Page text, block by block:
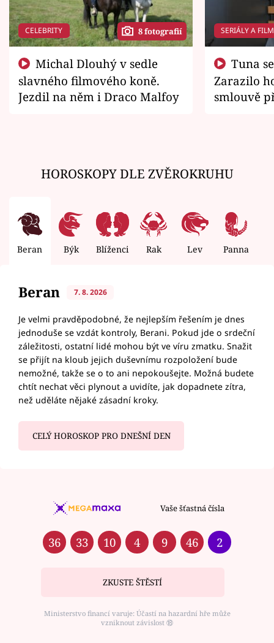
CELEBRITY 8 fotografií
slavného filmového koně.
Jezdil na něm i Draco Malfoy
SERIÁLY A
Zarazilo
smlouvě
HOROSKOPY DLE ZVĚROKRUHU
Beran Býk Blíženci Rak Lev Panna
Beran 7. 8. 2026
Je velmi pravděpodobné, že nejlepším řešením je dnes
jednoduše se vzdát kontroly, Berani. Pokud jde o srdeční
záležitosti, ostatní lidé mohou být ve víru zmatku. Snažit
se přijít na kloub jejich duševnímu rozpoložení bude
nemožné, takže se o to ani nepokoušejte. Možná budete
chtít nechat věci plynout a uvidíte, jak dopadnete zítra,
než uděláte nějaké zásadní kroky.
CELÝ HOROSKOP PRO DNEŠNÍ DEN
Vaše šťastná čísla
36 33 10 4 9 46 2
ZKUSTE ŠTĚSTÍ
Ministerstvo financí varuje: Účastí na hazardní hře může
vzniknout závislost ⑱